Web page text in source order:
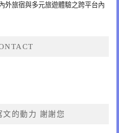
外旅宿與多元旅遊體驗之跨平台內
文的動力 謝謝您